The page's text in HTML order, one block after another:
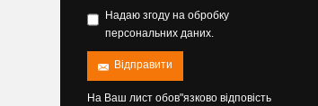
Надаю згоду на обробку
персональних даних.
Відправити
На Ваш лист обов"язково відповість